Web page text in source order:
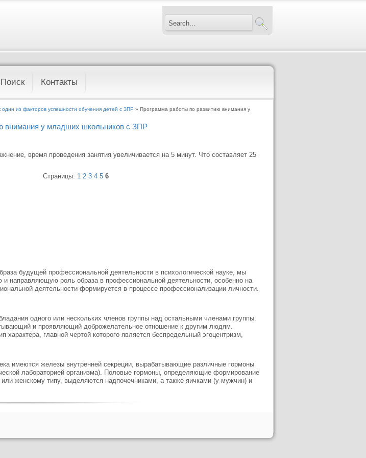
Поиск Контакты
один из факторов успешности обучения детей с ЗПР » Программа работы по развитию внимания у
внимания у младших школьников с ЗПР
время проведения занятия увеличивается на 5 минут. Что составляет 25
Страницы: 1 2 3 4 5 6
будущей профессиональной деятельности в психологической науке, мы
направляющую роль образа в профессиональной деятельности, особенно на
деятельности формируется в процессе профессионализации личности.
одного или нескольких членов группы над остальными членами группы.
и проявляющий доброжелательное отношение к другим людям.
характера, главной чертой которого является беспредельный эгоцентризм,
имеются железы внутренней секреции, вырабатывающие различные гормоны
лабораторией организма). Половые гормоны, определяющие формирование
женскому типу, выделяются надпочечниками, а также яичками (у мужчин) и